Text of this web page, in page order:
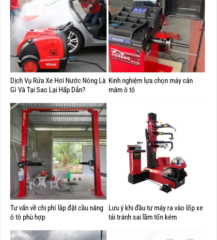
Dịch Vụ Rửa Xe Hơi Nước Nóng Là
Gì Và Tại Sao Lại Hấp Dẫn?
Kinh nghiệm lựa chọn máy cân
mâm ô tô
Tư vấn về chi phí lắp đặt cầu nâng
ô tô phù hợp
Lưu ý khi đầu tư máy ra vào lốp xe
tải tránh sai lầm tốn kém